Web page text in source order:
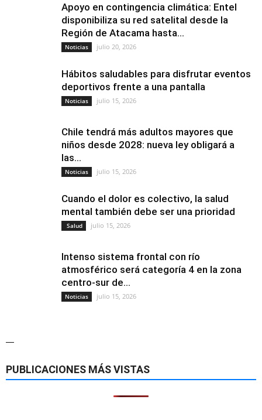
Apoyo en contingencia climática: Entel
disponibiliza su red satelital desde la
Región de Atacama hasta...
Noticias julio 20, 2026
Hábitos saludables para disfrutar eventos
deportivos frente a una pantalla
Noticias julio 15, 2026
Chile tendrá más adultos mayores que
niños desde 2028: nueva ley obligará a
las...
Noticias julio 15, 2026
Cuando el dolor es colectivo, la salud
mental también debe ser una prioridad
Salud julio 15, 2026
Intenso sistema frontal con río
atmosférico será categoría 4 en la zona
centro-sur de...
Noticias julio 15, 2026
—
PUBLICACIONES MÁS VISTAS